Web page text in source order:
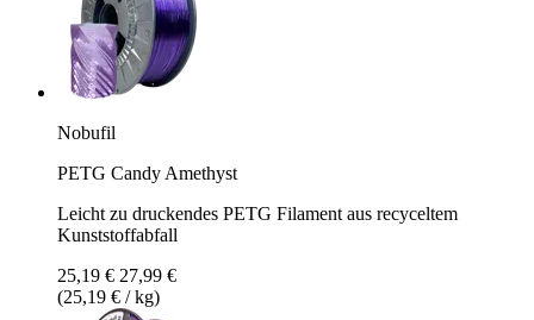
Nobufil
PETG Candy Amethyst
Leicht zu druckendes PETG Filament aus recyceltem
Kunststoffabfall
25,19 € 27,99 €
(25,19 € / kg)